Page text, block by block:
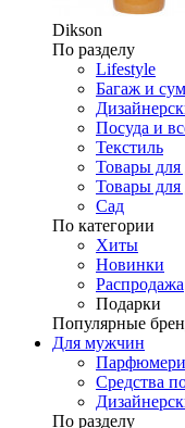
Dikson
По разделу
Lifestyle
Багаж и
Посуда и
Текстиль
Товары для
Товары для
Сад
По категории
Хиты
Новинки
Распродажа
Подарки
Популярные
Для мужчин
Средства
По разделу